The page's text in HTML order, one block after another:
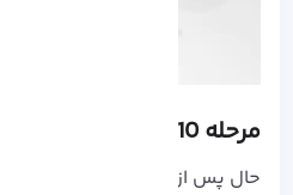
مرحله 10- ایجاد اولین کاربر ادمین
حال پس از اتمام فرآیند